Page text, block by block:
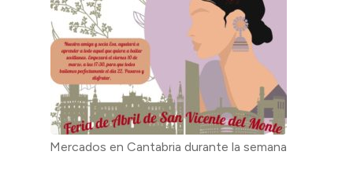
Mercados en Cantabria durante la semana